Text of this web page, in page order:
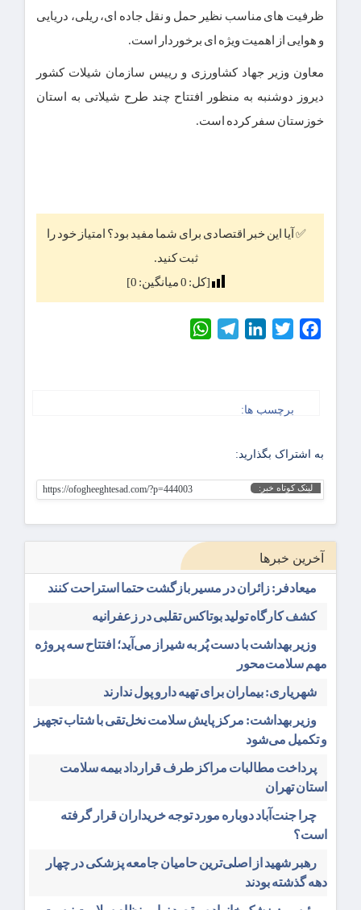
ظرفیت های مناسب نظیر حمل و نقل جاده ای، ریلی، دریایی
و هوایی از اهمیت ویژه ای برخوردار است.
معاون وزیر جهاد کشاورزی و رییس سازمان شیلات کشور
دیروز دوشنبه به منظور افتتاح چند طرح شیلاتی به استان
خوزستان سفر کرده است.
✅ آیا این خبر اقتصادی برای شما مفید بود؟ امتیاز خود را
ثبت کنید.
[کل: 0میانگین: 0
]
Facebook
Twitter
LinkedIn
Telegram
برچسب ها:
به اشتراک بگذارید:
لینک کوتاه خبر: https://ofogheeghtesad.com/?p=444003
آخرین خبرها
میعادفر: زائران در مسیر بازگشت حتما استراحت کنند
کشف کارگاه تولید بوتاکس تقلبی در زعفرانیه
وزیر بهداشت با دست پُر به شیراز می‌آید؛ افتتاح سه پروژه
مهم سلامت‌محور
شهریاری: بیماران برای تهیه دارو پول ندارند
وزیر بهداشت: مرکز پایش سلامت نخل‌تقی با شتاب تجهیز
و تکمیل می‌شود
پرداخت مطالبات مراکز طرف قرارداد بیمه سلامت
استان تهران
چرا جنت‌آباد دوباره مورد توجه خریداران قرار گرفته
است؟
رهبر شهید از اصلی‌ترین حامیان جامعه پزشکی در چهار
دهه گذشته بودند